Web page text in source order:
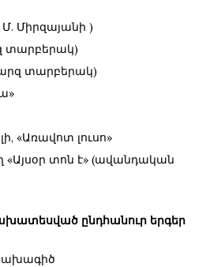
Միրզայանի )
տարբերակ)
տարբերակ)
«Առավոտ լուսո»
«Այսօր տոն է» (ավանդական
ընդհանուր երգեր